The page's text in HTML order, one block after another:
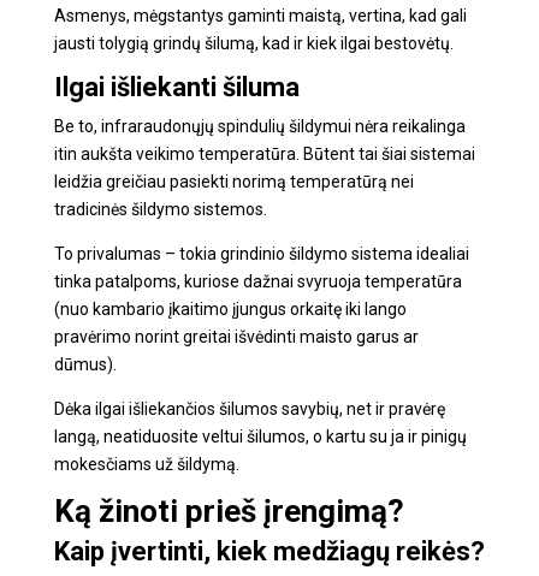
Asmenys, mėgstantys gaminti maistą, vertina, kad gali
jausti tolygią grindų šilumą, kad ir kiek ilgai bestovėtų.
Ilgai išliekanti šiluma
Be to, infraraudonųjų spindulių šildymui nėra reikalinga
itin aukšta veikimo temperatūra. Būtent tai šiai sistemai
leidžia greičiau pasiekti norimą temperatūrą nei
tradicinės šildymo sistemos.
To privalumas – tokia grindinio šildymo sistema idealiai
tinka patalpoms, kuriose dažnai svyruoja temperatūra
(nuo kambario įkaitimo įjungus orkaitę iki lango
pravėrimo norint greitai išvėdinti maisto garus ar
dūmus).
Dėka ilgai išliekančios šilumos savybių, net ir pravėrę
langą, neatiduosite veltui šilumos, o kartu su ja ir pinigų
mokesčiams už šildymą.
Ką žinoti prieš įrengimą?
Kaip įvertinti, kiek medžiagų reikės?